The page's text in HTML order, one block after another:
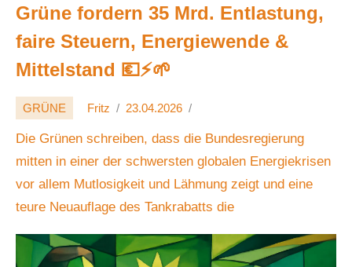
Grüne fordern 35 Mrd. Entlastung,
faire Steuern, Energiewende &
Mittelstand 💶⚡️🌱
GRÜNE Fritz 23.04.2026
Die Grünen schreiben, dass die Bundesregierung
mitten in einer der schwersten globalen Energiekrisen
vor allem Mutlosigkeit und Lähmung zeigt und eine
teure Neuauflage des Tankrabatts die